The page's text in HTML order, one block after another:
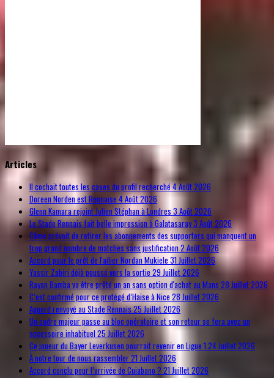
Joomla! 3 Modules
Articles
Il cochait toutes les cases du profil recherché4 Août 2026
Doreen Norden est Rennaise4 Août 2026
Glenn Kamara rejoint Julien Stéphan à Londres3 Août 2026
Le Stade Rennais fait belle impression à Galatasaray3 Août 2026
Côme prévoit de retirer les abonnements des supporters qui manquent un
trop grand nombre de matches sans justification2 Août 2026
Accord pour le prêt de l'ailier Nordan Mukiele 31 Juillet 2026
Yassir Zabiri déjà poussé vers la sortie29 Juillet 2026
Rayan Bamba va être prêté un an sans option d'achat au Mans 28 Juillet 2026
C’est confirmé pour ce protégé d’Haise à Nice 28 Juillet 2026
Aguerd renvoyé au Stade Rennais25 Juillet 2026
Un cadre majeur passe au bloc opératoire et son retour se fera avec un
accessoire inhabituel25 Juillet 2026
Ce joueur du Bayer Leverkusen pourrait revenir en Ligue 1 24 Juillet 2026
À notre tour de nous rassembler21 Juillet 2026
Accord conclu pour l’arrivée de Cuiabano ? 21 Juillet 2026